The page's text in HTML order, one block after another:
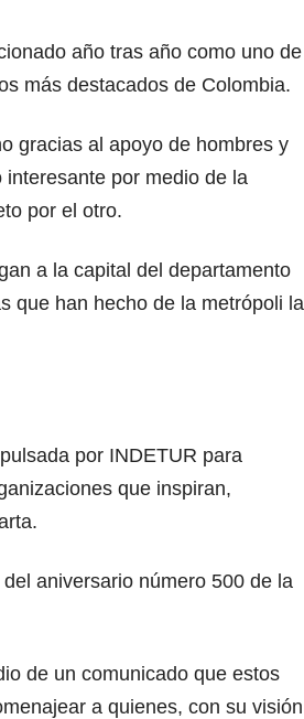
año tras año como uno de
más destacados de Colombia.
gracias al apoyo de hombres y
por medio de la
por el otro.
a la capital del departamento
que han hecho de la metrópoli la
por INDETUR para
que inspiran,
aniversario número 500 de la
de un comunicado que estos
a quienes, con su visión